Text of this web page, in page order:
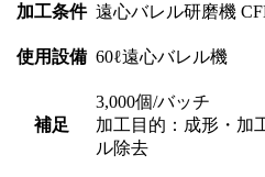
加工条件 遠心バレル研磨機
使用設備 60ℓ遠心バレル機
補足
3,000個/バッチ
加工目的：成形・加
ル除去